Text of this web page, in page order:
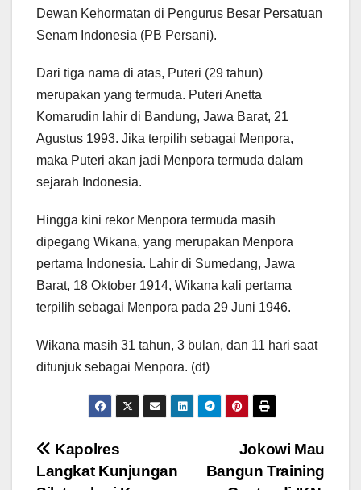
Dewan Kehormatan di Pengurus Besar Persatuan
Senam Indonesia (PB Persani).
Dari tiga nama di atas, Puteri (29 tahun)
merupakan yang termuda. Puteri Anetta
Komarudin lahir di Bandung, Jawa Barat, 21
Agustus 1993. Jika terpilih sebagai Menpora,
maka Puteri akan jadi Menpora termuda dalam
sejarah Indonesia.
Hingga kini rekor Menpora termuda masih
dipegang Wikana, yang merupakan Menpora
pertama Indonesia. Lahir di Sumedang, Jawa
Barat, 18 Oktober 1914, Wikana kali pertama
terpilih sebagai Menpora pada 29 Juni 1946.
Wikana masih 31 tahun, 3 bulan, dan 11 hari saat
ditunjuk sebagai Menpora. (dt)
Navigasi
Jokowi Mau
Bangun Training
Kapolres
Langkat Kunjungan